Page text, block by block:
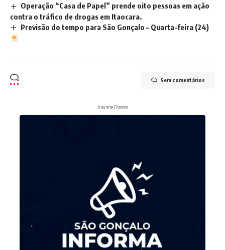
Operação “Casa de Papel” prende oito pessoas em ação
contra o tráfico de drogas em Itaocara.
Previsão do tempo para São Gonçalo – Quarta-feira (24)
Sem comentários
Anuncie Conosco